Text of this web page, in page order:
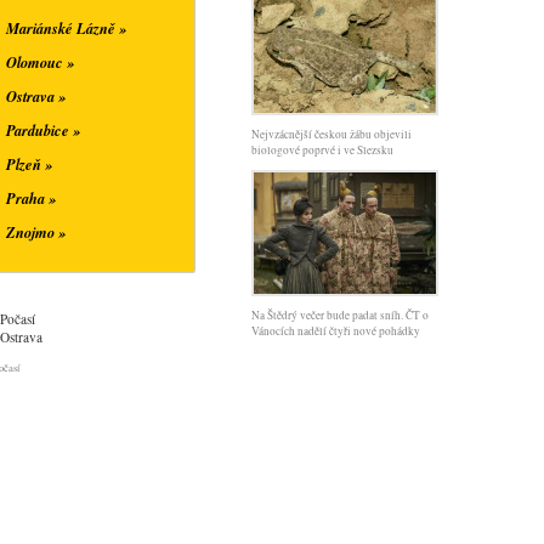
Nejvzácnější českou žábu objevili
biologové poprvé i ve Slezsku
Na Štědrý večer bude padat sníh. ČT o
Vánocích nadělí čtyři nové pohádky
Mariánské Lázně »
Olomouc »
Ostrava »
Pardubice »
Plzeň »
Praha »
Znojmo »
Počasí
Ostrava